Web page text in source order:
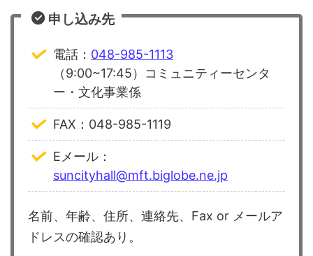
申し込み先
電話： 048-985-1113
（9:00~17:45）コミュニティーセンタ
ー・文化事業係
FAX：048-985-1119
Eメール：
suncityhall@mft.biglobe.ne.jp
名前、年齢、住所、連絡先、Fax or メールア
ドレスの確認あり。